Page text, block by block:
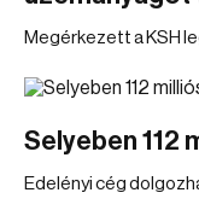
Megérkezett a KSH
Selyeben 112
Edelényi cég